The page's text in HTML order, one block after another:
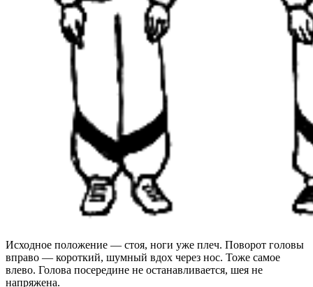
Исходное положение — стоя, ноги уже плеч. Поворот головы
вправо — короткий, шумный вдох через нос. Тоже самое
влево. Голова посередине не останавливается, шея не
напряжена.